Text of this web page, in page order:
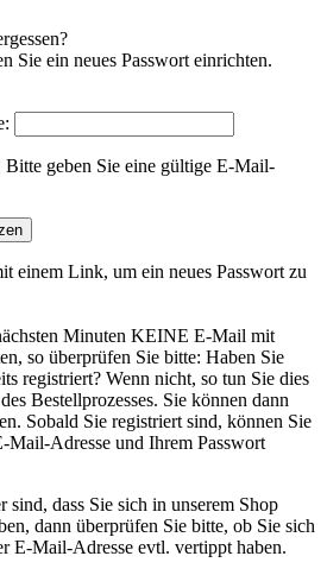
Sie ein neues Passwort einrichten.
Bitte geben Sie eine gültige E-Mail-
einem Link, um ein neues Passwort zu
Minuten KEINE E-Mail mit
so überprüfen Sie bitte: Haben Sie
registriert? Wenn nicht, so tun Sie dies
Bestellprozesses. Sie können dann
Sobald Sie registriert sind, können Sie
Adresse und Ihrem Passwort
sind, dass Sie sich in unserem Shop
dann überprüfen Sie bitte, ob Sie sich
E-Mail-Adresse evtl. vertippt haben.